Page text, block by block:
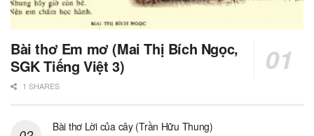
Bài thơ Em mơ (Mai Thị Bích Ngọc,
SGK Tiếng Việt 3)
1 SHARES
Bài thơ Lời của cây (Trần Hữu Thung)